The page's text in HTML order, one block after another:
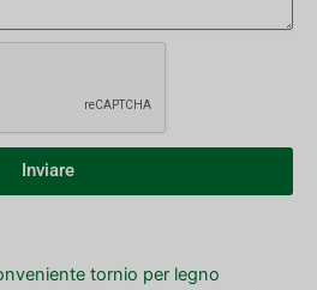
Inviare
tornio per legno